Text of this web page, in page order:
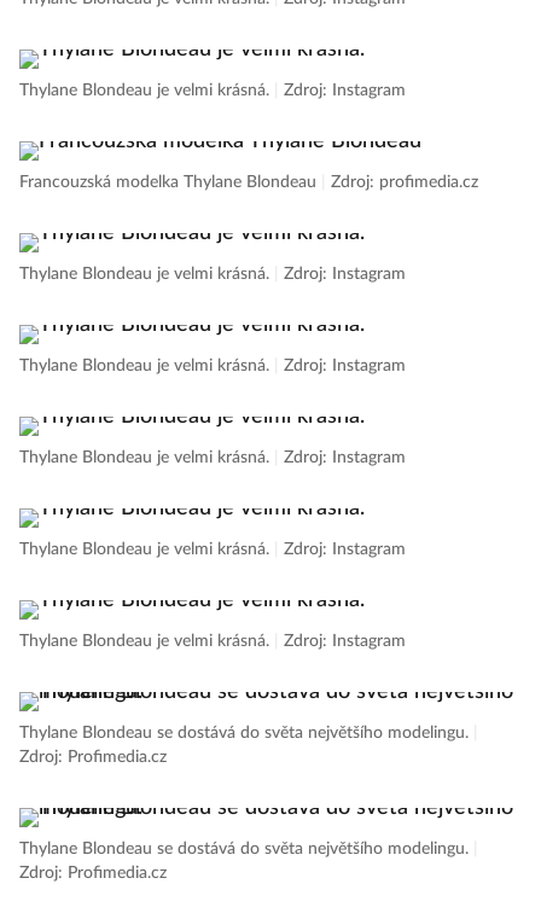
Thylane Blondeau je velmi krásná. Zdroj: Instagram
Francouzská modelka Thylane Blondeau Zdroj: profimedia.cz
Thylane Blondeau je velmi krásná. Zdroj: Instagram
Thylane Blondeau je velmi krásná. Zdroj: Instagram
Thylane Blondeau je velmi krásná. Zdroj: Instagram
Thylane Blondeau je velmi krásná. Zdroj: Instagram
Thylane Blondeau je velmi krásná. Zdroj: Instagram
Thylane Blondeau se dostává do světa největšího modelingu.
Zdroj: Profimedia.cz
Thylane Blondeau se dostává do světa největšího modelingu.
Zdroj: Profimedia.cz